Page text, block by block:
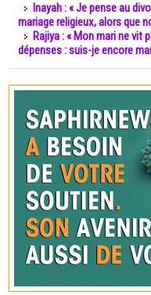
Inayah : « Je pense au
mariage religieux, alors que
Rajiya : « Mon mari ne vit
dépenses : suis-je encore